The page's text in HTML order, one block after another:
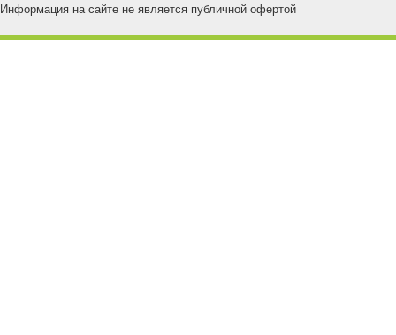
Информация на сайте не является публичной офертой